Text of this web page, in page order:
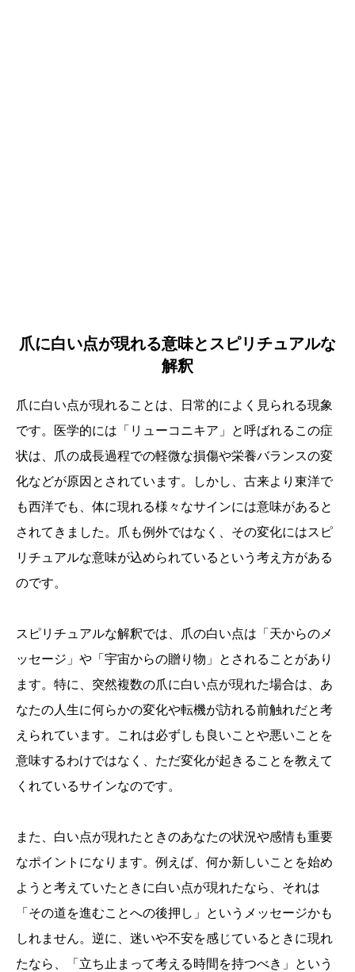
爪に白い点が現れる意味とスピリチュアルな
解釈
爪に白い点が現れることは、日常的によく見られる現象
です。医学的には「リューコニキア」と呼ばれるこの症
状は、爪の成長過程での軽微な損傷や栄養バランスの変
化などが原因とされています。しかし、古来より東洋で
も西洋でも、体に現れる様々なサインには意味があると
されてきました。爪も例外ではなく、その変化にはスピ
リチュアルな意味が込められているという考え方がある
のです。
スピリチュアルな解釈では、爪の白い点は「天からのメ
ッセージ」や「宇宙からの贈り物」とされることがあり
ます。特に、突然複数の爪に白い点が現れた場合は、あ
なたの人生に何らかの変化や転機が訪れる前触れだと考
えられています。これは必ずしも良いことや悪いことを
意味するわけではなく、ただ変化が起きることを教えて
くれているサインなのです。
また、白い点が現れたときのあなたの状況や感情も重要
なポイントになります。例えば、何か新しいことを始め
ようと考えていたときに白い点が現れたなら、それは
「その道を進むことへの後押し」というメッセージかも
しれません。逆に、迷いや不安を感じているときに現れ
たなら、「立ち止まって考える時間を持つべき」という